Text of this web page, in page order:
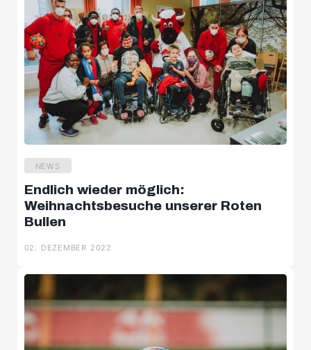
NEWS
Endlich wieder möglich:
Weihnachtsbesuche unserer Roten
Bullen
02. DEZEMBER 2022